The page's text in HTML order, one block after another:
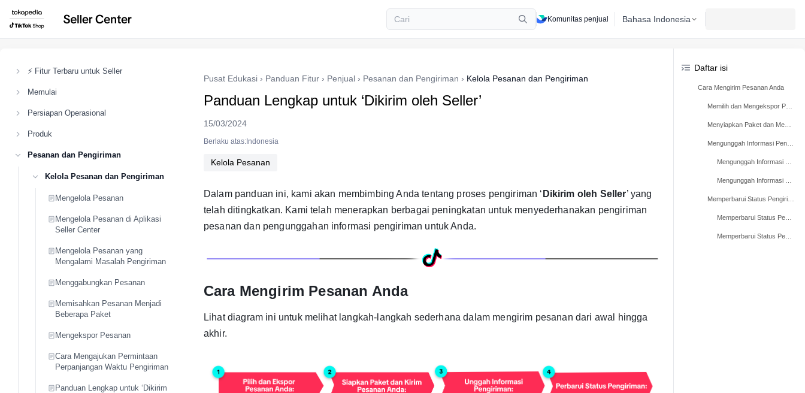
Komunitas penjual Bahasa Indonesia
⚡ Fitur Terbaru untuk Seller
Memulai
Persiapan Operasional
Produk
Pesanan dan Pengiriman
Kelola Pesanan dan Pengiriman
Mengelola Pesanan
Mengelola Pesanan di Aplikasi
Seller Center
Mengelola Pesanan yang
Mengalami Masalah Pengiriman
Menggabungkan Pesanan
Memisahkan Pesanan Menjadi
Beberapa Paket
Mengekspor Pesanan
Cara Mengajukan Permintaan
Perpanjangan Waktu Pengiriman
Panduan Lengkap untuk ‘Dikirim
Pusat Edukasi › Panduan Fitur › Penjual › Pesanan dan Pengiriman › Kelola Pesanan dan Pengiriman
Panduan Lengkap untuk ‘Dikirim oleh Seller’
15/03/2024
Berlaku atas:Indonesia
Kelola Pesanan
Dalam panduan ini, kami akan membimbing Anda tentang proses pengiriman ‘ Dikirim oleh Seller’ yang
telah ditingkatkan. Kami telah menerapkan berbagai peningkatan untuk menyederhanakan pengiriman
pesanan dan pengunggahan informasi pengiriman untuk Anda.
Cara Mengirim Pesanan Anda
Lihat diagram ini untuk melihat langkah-langkah sederhana dalam mengirim pesanan dari awal hingga
akhir.
Daftar isi
Cara Mengirim Pesanan Anda